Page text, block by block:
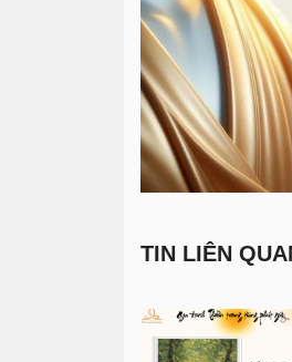
TIN LIÊN